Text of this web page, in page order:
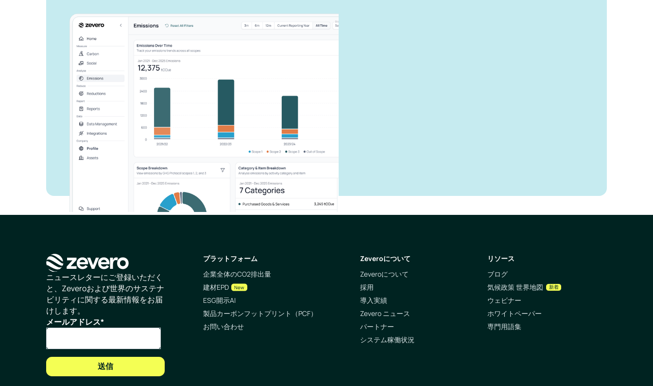
Zeveroがどのように報
告作業を効率化できる
か、ご紹介します。
ビジネスを成長させ、環境への影響を抑えま
しょう。
お問い合わせ
ホームページ
ニュースレターにご登録いただく
と、Zeveroおよび世界のサステナ
ビリティに関する最新情報をお届
けします。
メールアドレス*
プラットフォーム
企業全体のCO2排出量
建材EPD
New
ESG開示AI
製品カーボンフットプリント（PCF）
お問い合わせ
Zeveroについて
Zeveroについて
採用
導入実績
Zevero ニュース
パートナー
システム稼働状況
リソース
ブログ
気候政策 世界地図
新着
ウェビナー
ホワイトペーパー
専門用語集